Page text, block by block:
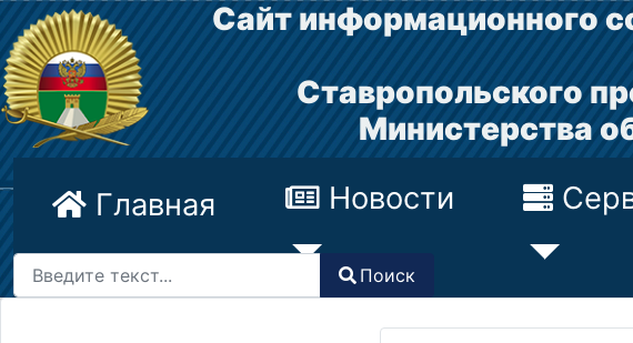
Сайт информационного
Ставропольского
Министерства
Главная Новости
Поиск
Поиск